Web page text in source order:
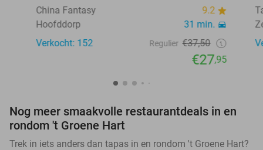
China Fantasy
9.2
Hoofddorp
31 min.
Verkocht: 152
Regulier €37,50
€27,95
Nog meer smaakvolle restaurantdeals in en
rondom 't Groene Hart
Trek in iets anders dan tapas in en rondom 't Groene Hart?